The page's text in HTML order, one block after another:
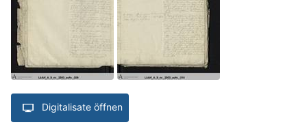
Digitalisate öffnen